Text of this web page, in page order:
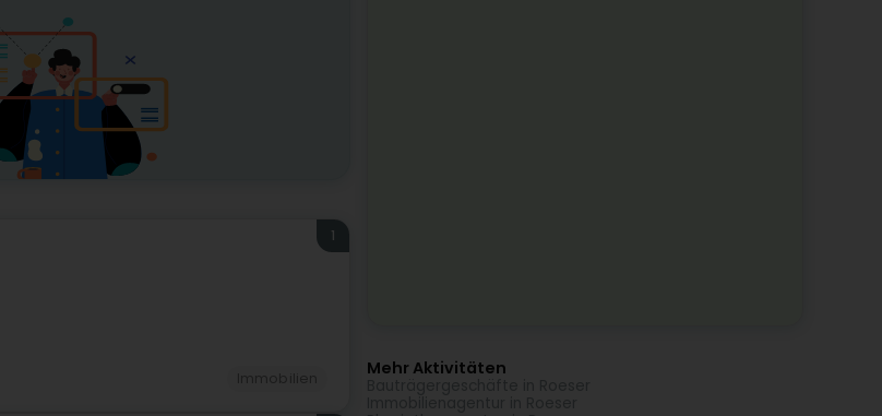
1
Mehr Aktivitäten